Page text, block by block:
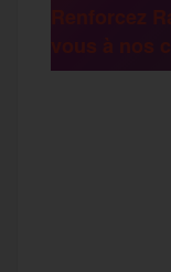
Renforcez
vous à nos